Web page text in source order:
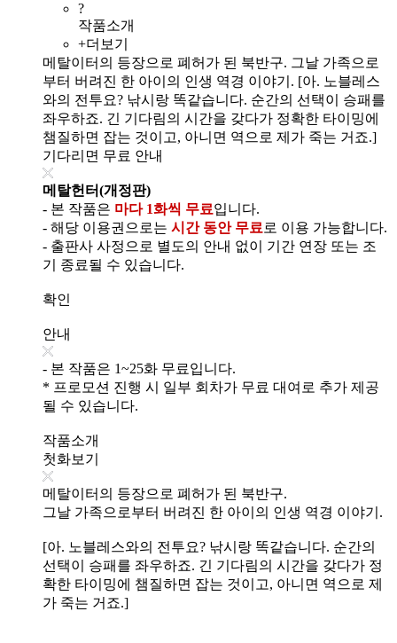
?
작품소개
+더보기
메탈이터의 등장으로 폐허가 된 북반구. 그날 가족으로
부터 버려진 한 아이의 인생 역경 이야기. [아. 노블레스
와의 전투요? 낚시랑 똑같습니다. 순간의 선택이 승패를
좌우하죠. 긴 기다림의 시간을 갖다가 정확한 타이밍에
챔질하면 잡는 것이고, 아니면 역으로 제가 죽는 거죠.]
기다리면 무료 안내
메탈헌터(개정판)
- 본 작품은 마다 1화씩 무료입니다.
- 해당 이용권으로는 시간 동안 무료 로 이용 가능합니다.
- 출판사 사정으로 별도의 안내 없이 기간 연장 또는 조
기 종료될 수 있습니다.
확인
안내
- 본 작품은 1~25화 무료입니다.
* 프로모션 진행 시 일부 회차가 무료 대여로 추가 제공
될 수 있습니다.
작품소개
첫화보기
메탈이터의 등장으로 폐허가 된 북반구.
그날 가족으로부터 버려진 한 아이의 인생 역경 이야기.
[아. 노블레스와의 전투요? 낚시랑 똑같습니다. 순간의
선택이 승패를 좌우하죠. 긴 기다림의 시간을 갖다가 정
확한 타이밍에 챔질하면 잡는 것이고, 아니면 역으로 제
가 죽는 거죠.]